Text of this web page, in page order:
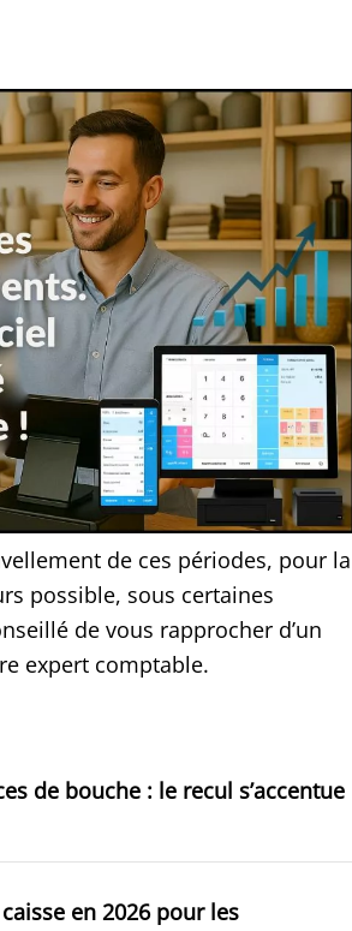
de ces périodes, pour la
possible, sous certaines
de vous rapprocher d’un
expert comptable.
de bouche : le recul s’accentue
en 2026 pour les